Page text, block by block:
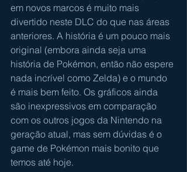
em novos marcos é muito mais
divertido neste DLC do que nas áreas
anteriores. A história é um pouco mais
original (embora ainda seja uma
história de Pokémon, então não espere
nada incrível como Zelda) e o mundo
é mais bem feito. Os gráficos ainda
são inexpressivos em comparação
com os outros jogos da Nintendo na
geração atual, mas sem dúvidas é o
game de Pokémon mais bonito que
temos até hoje.